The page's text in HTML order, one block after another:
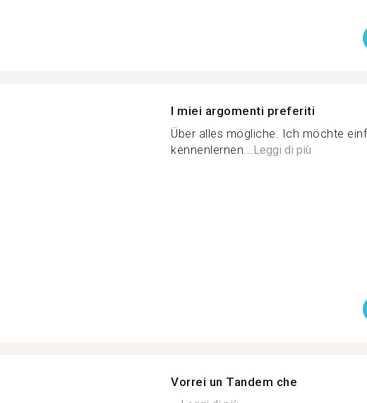
I miei argomenti preferiti
Über alles mögliche. Ich möchte
kennenlernen...Leggi di più
Vorrei un Tandem che